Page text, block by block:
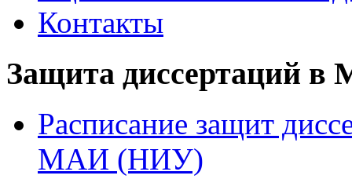
Контакты
Защита диссертаций
Расписание защит
МАИ (НИУ)